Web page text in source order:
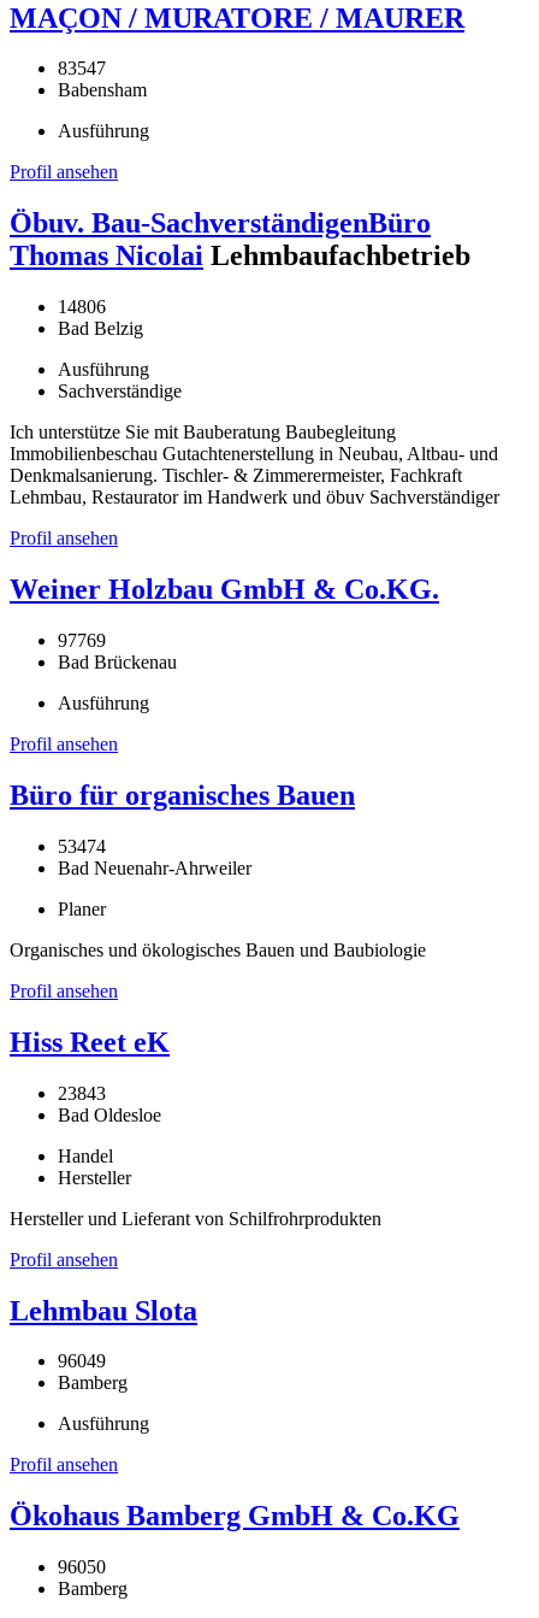
MAÇON / MURATORE / MAURER
83547
Babensham
Ausführung
Profil ansehen
Öbuv. Bau-SachverständigenBüro
Thomas Nicolai Lehmbaufachbetrieb
14806
Bad Belzig
Ausführung
Sachverständige
Ich unterstütze Sie mit Bauberatung Baubegleitung
Immobilienbeschau Gutachtenerstellung in Neubau, Altbau- und
Denkmalsanierung. Tischler- & Zimmerermeister, Fachkraft
Lehmbau, Restaurator im Handwerk und öbuv Sachverständiger
Profil ansehen
Weiner Holzbau GmbH & Co.KG.
97769
Bad Brückenau
Ausführung
Profil ansehen
Büro für organisches Bauen
53474
Bad Neuenahr-Ahrweiler
Planer
Organisches und ökologisches Bauen und Baubiologie
Profil ansehen
Hiss Reet eK
23843
Bad Oldesloe
Handel
Hersteller
Hersteller und Lieferant von Schilfrohrprodukten
Profil ansehen
Lehmbau Slota
96049
Bamberg
Ausführung
Profil ansehen
Ökohaus Bamberg GmbH & Co.KG
96050
Bamberg